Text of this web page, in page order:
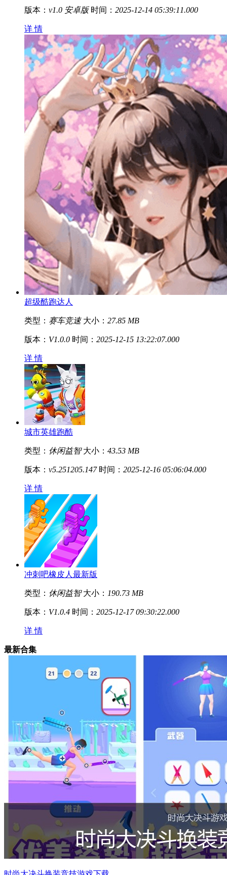
版本： v1.0 安卓版 时间： 2025-12-14 05:39:11.000
详 情
超级酷跑达人
类型： 赛车竞速 大小： 27.85 MB
版本： V1.0.0 时间： 2025-12-15 13:22:07.000
详 情
城市英雄跑酷
类型： 休闲益智 大小： 43.53 MB
版本： v5.251205.147 时间： 2025-12-16 05:06:04.000
详 情
冲刺吧橡皮人最新版
类型： 休闲益智 大小： 190.73 MB
版本： V1.0.4 时间： 2025-12-17 09:30:22.000
详 情
最新合集